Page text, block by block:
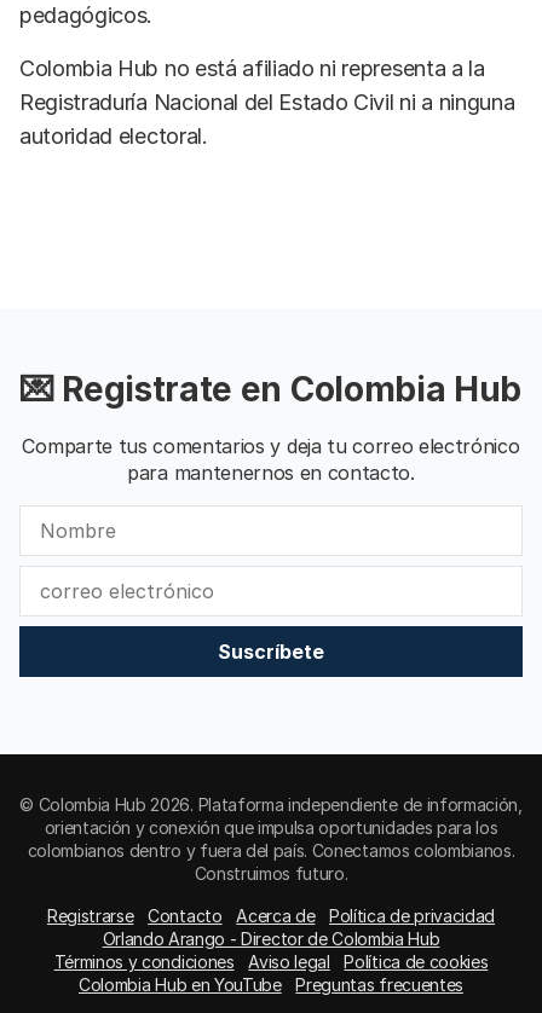
pedagógicos.
Colombia Hub no está afiliado ni representa a la
Registraduría Nacional del Estado Civil ni a ninguna
autoridad electoral.
💌 Registrate en Colombia Hub
Comparte tus comentarios y deja tu correo electrónico
para mantenernos en contacto.
Suscríbete
© Colombia Hub 2026. Plataforma independiente de información,
orientación y conexión que impulsa oportunidades para los
colombianos dentro y fuera del país. Conectamos colombianos.
Construimos futuro.
Registrarse Contacto Acerca de
Política de privacidad
Orlando Arango - Director de Colombia Hub
Términos y condiciones
Aviso legal
Política de cookies
Colombia Hub en YouTube
Preguntas frecuentes